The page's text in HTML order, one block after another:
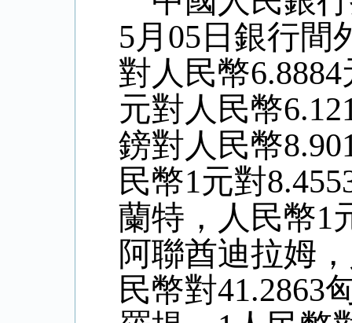
5月 05 日銀行間
對人民幣6.8884
元對人民幣6.
鎊對人民幣8
民幣1元對
蘭特，人民幣1
阿聯酋迪拉姆
民幣對41.2863